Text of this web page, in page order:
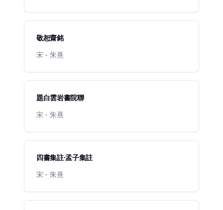
敬恕齋銘
宋 - 朱熹
題白雲岩書院聯
宋 - 朱熹
四書集註·孟子集註
宋 - 朱熹